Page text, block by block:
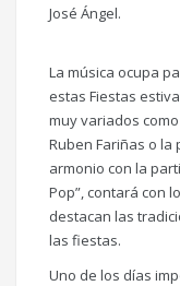
José Ángel.
La música ocupa
estas Fiestas
muy variados
Ruben Fariñas o
armonio con la
Pop”, contará con
destacan las
las fiestas.
Uno de los días